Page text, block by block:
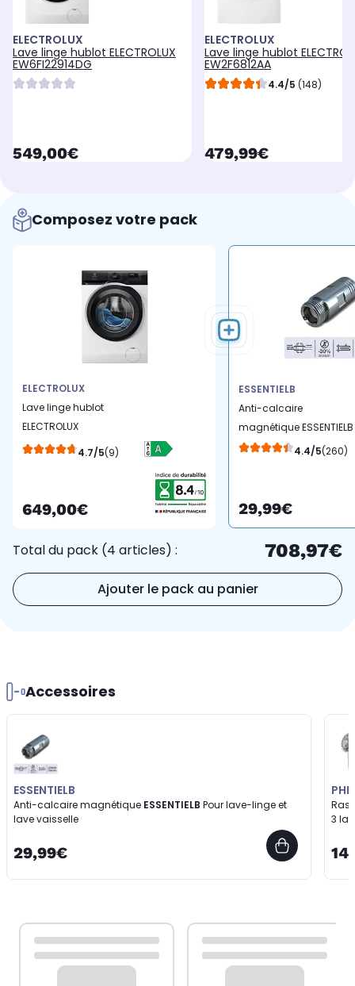
ELECTROLUX
Lave linge hublot ELECTROLUX
EW6FI22914DG
currentPrice
549,00€
ELECTROLUX
Lave linge hublot
EW2F6812AA
4.4/5 (148)
currentPrice
479,99€
Composez votre pack
ELECTROLUX
Lave linge hublot
ELECTROLUX
EW6EE1041AB
4.7/5(9)
649,00€
ESSENTIELB
Anti-calcaire
magnétique ESSENTIELB
Pour lave-linge et lave
4.4/5(260)
29,99€
Total du pack (4 articles) : 708,97€
Ajouter le pack au panier
Accessoires
ESSENTIELB
Anti-calcaire magnétique ESSENTIELB
lave vaisselle
29,99€
3